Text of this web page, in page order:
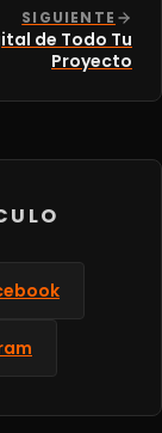
SIGUIENTE
de Todo Tu
Proyecto